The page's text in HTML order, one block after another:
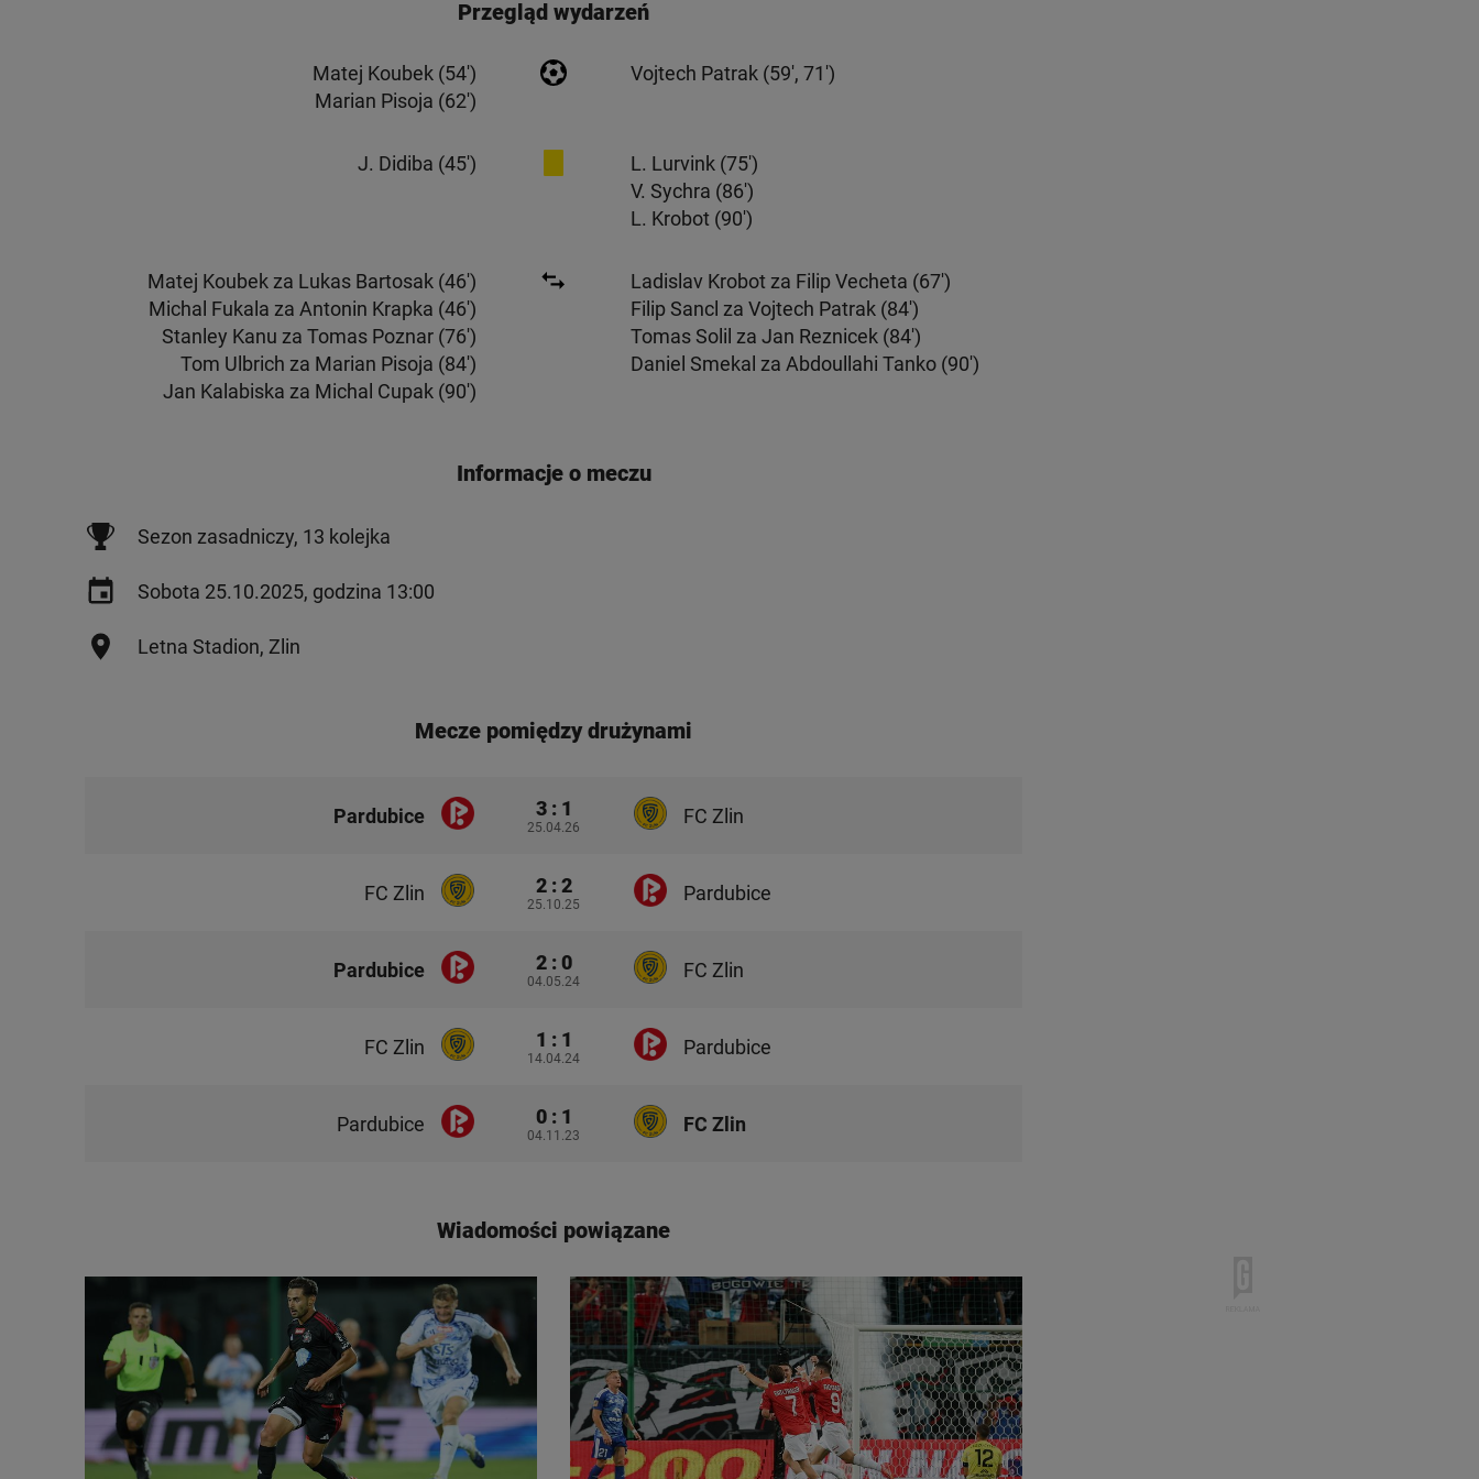
Przegląd wydarzeń
Matej Koubek (54')
Marian Pisoja (62')
Vojtech Patrak (59', 71')
J. Didiba (45') L. Lurvink (75')
V. Sychra (86')
L. Krobot (90')
Matej Koubek za Lukas Bartosak (46')
Michal Fukala za Antonin Krapka (46')
Stanley Kanu za Tomas Poznar (76')
Tom Ulbrich za Marian Pisoja (84')
Jan Kalabiska za Michal Cupak (90')
Ladislav Krobot za Filip Vecheta (67')
Filip Sancl za Vojtech Patrak (84')
Tomas Solil za Jan Reznicek (84')
Daniel Smekal za Abdoullahi Tanko (90')
Informacje o meczu
Sezon zasadniczy, 13 kolejka
Sobota 25.10.2025, godzina 13:00
Letna Stadion, Zlin
Mecze pomiędzy drużynami
Pardubice 3 : 1
25.04.26 FC Zlin
FC Zlin 2 : 2
25.10.25 Pardubice
Pardubice 2 : 0
04.05.24 FC Zlin
FC Zlin 1 : 1
14.04.24 Pardubice
Pardubice 0 : 1
04.11.23 FC Zlin
Wiadomości powiązane